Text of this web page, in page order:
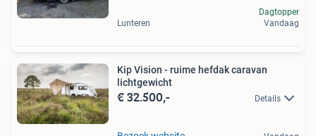
Lunteren
Dagtopper
Vandaag
Kip Vision - ruime hefdak caravan
lichtgewicht
€ 32.500,- Details